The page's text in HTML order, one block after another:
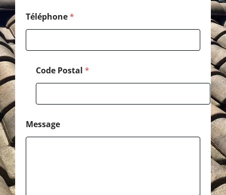
p
h
o
n
e
*
Téléphone*
Code Postal *
Message